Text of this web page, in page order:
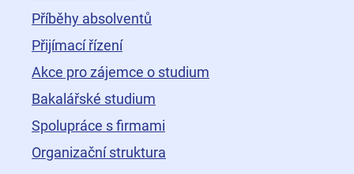
Příběhy absolventů
Přijímací řízení
Akce pro zájemce o studium
Bakalářské studium
Spolupráce s firmami
Organizační struktura